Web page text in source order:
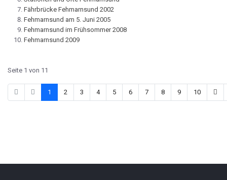
Fährbrücke Fehmarnsund 2002
Fehmarnsund am 5. Juni 2005
Fehmarnsund im Frühsommer 2008
Fehmarnsund 2009
Seite 1 von 11
1 2 3 4 5 6 7 8 9 10